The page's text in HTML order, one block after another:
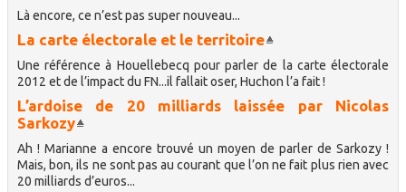
Là encore, ce n’est pas super nouveau...
La carte électorale et le territoire
Une référence à Houellebecq pour parler de la carte électorale
2012 et de l’impact du FN...il fallait oser, Huchon l’a fait !
L’ardoise de 20 milliards laissée par Nicolas
Sarkozy
Ah ! Marianne a encore trouvé un moyen de parler de Sarkozy !
Mais, bon, ils ne sont pas au courant que l’on ne fait plus rien avec
20 milliards d’euros...